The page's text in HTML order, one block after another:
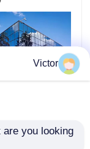
ساختمان
کارگاه های لاتین،
کارخانه، حفاظت
Victor
are you looking